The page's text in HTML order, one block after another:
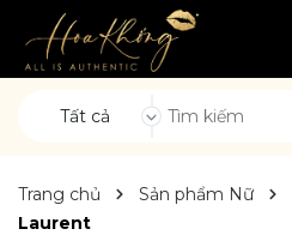
Tất cả
Trang chủ Sản phẩm Nữ
Laurent